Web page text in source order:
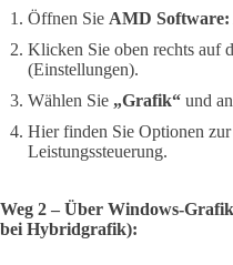
Öffnen Sie AMD
Klicken Sie oben rechts auf
(Einstellungen).
Wählen Sie „Grafik“ und
Hier finden Sie Optionen
Leistungssteuerung.
Weg 2 – Über Windows-
bei Hybridgrafik):